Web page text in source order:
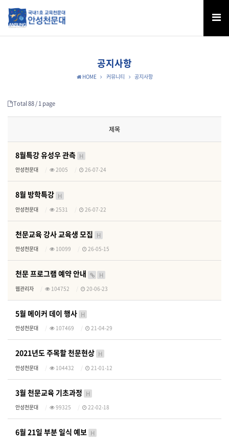
공지사항
HOME 커뮤니티 공지사항
Total 88 /1 page
제목
8월특강 유성우 관측 H
안성천문대 2005 26-07-24
8월 방학특강 H
안성천문대 2531 26-07-22
천문교육 강사 교육생 모집 H
안성천문대 10099 26-05-15
천문 프로그램 예약 안내 H
웹관리자 104752 20-06-23
5월 메이커 데이 행사 H
안성천문대 107469 21-04-29
2021년도 주목할 천문현상 H
안성천문대 104432 21-01-12
3월 천문교육 기초과정 H
안성천문대 99325 22-02-18
6월 21일 부분 일식 예보 H